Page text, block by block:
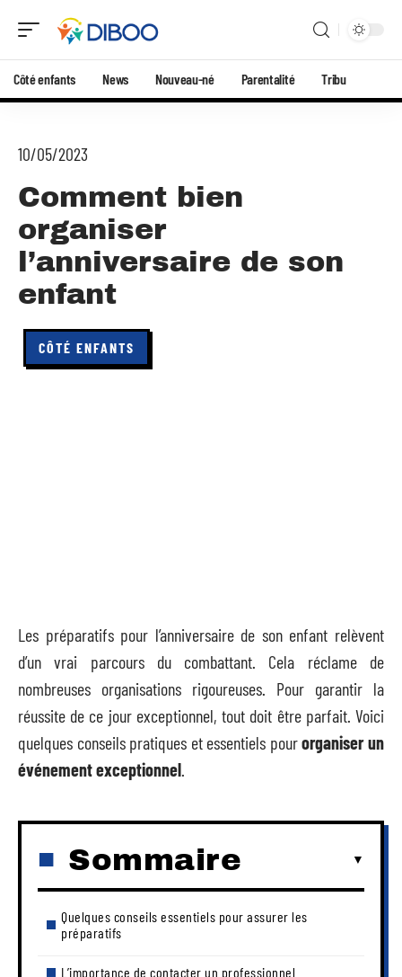
Côté enfants News Nouveau-né Parentalité Tribu
10/05/2023
Comment bien
organiser
l’anniversaire de son
enfant
CÔTÉ ENFANTS
Les préparatifs pour l’anniversaire de son enfant relèvent
d’un vrai parcours du combattant. Cela réclame de
nombreuses organisations rigoureuses. Pour garantir la
réussite de ce jour exceptionnel, tout doit être parfait. Voici
quelques conseils pratiques et essentiels pourorganiser un
événement exceptionnel
Sommaire
Quelques conseils essentiels pour assurer les
préparatifs
L’importance de contacter un professionnel